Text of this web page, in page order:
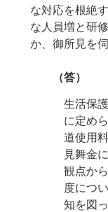
な対応を根絶
な人員増と研
か、御所見を伺
（答）
生活保
に定め
道使用
見舞金
観点か
度につ
知を図